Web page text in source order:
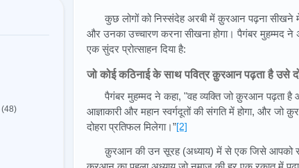
(48)
कुछ लोगों को निस्संदेह अरबी में क़ुरआन पढ़ना सीखने में
और उनका उच्चारण करना सीखना होगा। पैगंबर मुहम्मद
एक सुंदर प्रोत्साहन दिया है:
जो कोई कठिनाई के साथ पवित्र क़ुरआन पढ़ता है उसे
पैगंबर मुहम्मद ने कहा, "वह व्यक्ति जो क़ुरआन पढ़ता
आज्ञाकारी और महान स्वर्गदूतों की संगति में होगा, और
दोहरा प्रतिफल मिलेगा।”[2]
क़ुरआन की उन सूरह (अध्याय) में से एक जिसे आपको